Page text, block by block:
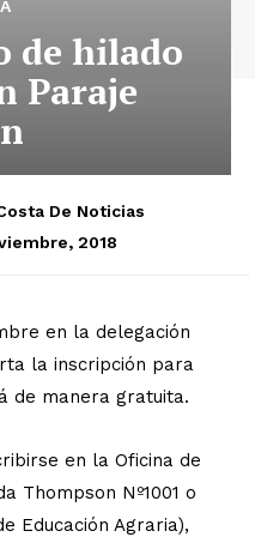
de hilado
Paraje
De Noticias
2018
en la delegación
la inscripción para
de manera gratuita.
en la Oficina de
Thompson Nº1001 o
Educación Agraria),